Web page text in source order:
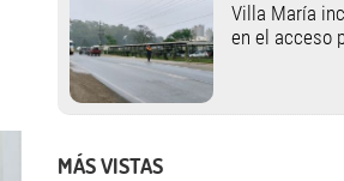
Villa María
en el acceso
MÁS VISTAS